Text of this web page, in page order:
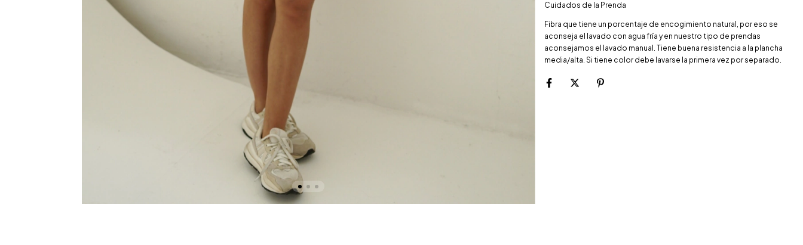
Cuidados de la Prenda
Fibra que tiene un porcentaje de encogimiento natural, por eso se
aconseja el lavado con agua fría y en nuestro tipo de prendas
aconsejamos el lavado manual. Tiene buena resistencia a la plancha
media/alta. Si tiene color debe lavarse la primera vez por separado.